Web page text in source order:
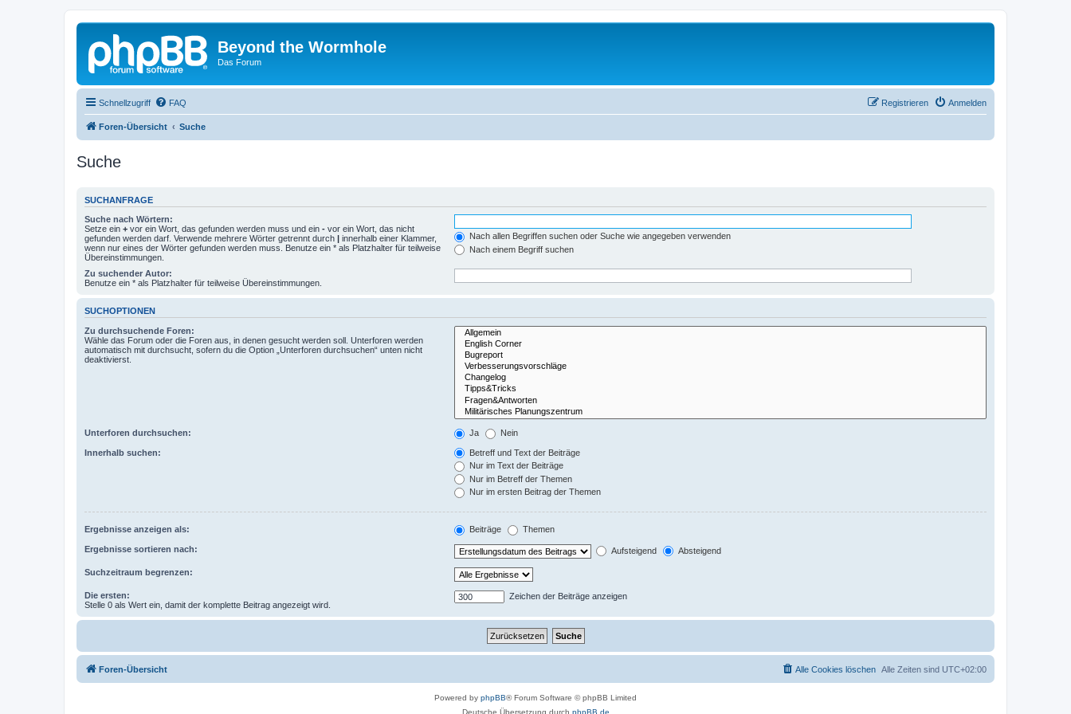
Beyond the Wormhole
Das Forum
Schnellzugriff FAQ Anmelden
Registrieren
Foren-Übersicht Suche
Suche
SUCHANFRAGE
Suche nach Wörtern:
Setze ein + vor ein Wort, das gefunden werden muss und ein - vor ein Wort, das nicht
gefunden werden darf. Verwende mehrere Wörter getrennt durch | innerhalb einer Klammer,
wenn nur eines der Wörter gefunden werden muss. Benutze ein * als Platzhalter für teilweise
Übereinstimmungen.
Nach allen Begriffen suchen oder Suche wie angegeben verwenden
Nach einem Begriff suchen
Zu suchender Autor:
Benutze ein * als Platzhalter für teilweise Übereinstimmungen.
SUCHOPTIONEN
Zu durchsuchende Foren:
Wähle das Forum oder die Foren aus, in denen gesucht werden soll. Unterforen werden
automatisch mit durchsucht, sofern du die Option „Unterforen durchsuchen“ unten nicht
deaktivierst.
Unterforen durchsuchen: Ja Nein
Innerhalb suchen:
Betreff und Text der Beiträge
Nur im Text der Beiträge
Nur im Betreff der Themen
Nur im ersten Beitrag der Themen
Ergebnisse anzeigen als: Beiträge Themen
Ergebnisse sortieren nach: Aufsteigend Absteigend
Suchzeitraum begrenzen:
Die ersten:
Stelle 0 als Wert ein, damit der komplette Beitrag angezeigt wird.
Zeichen der Beiträge anzeigen
Foren-Übersicht Alle Zeiten sind UTC+02:00
Alle Cookies löschen
Powered by phpBB® Forum Software © phpBB Limited
Deutsche Übersetzung durch phpBB.de